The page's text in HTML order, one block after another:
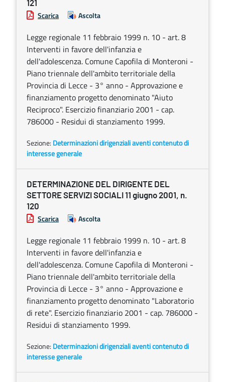
121
Scarica Ascolta
Legge regionale 11 febbraio 1999 n. 10 - art. 8
Interventi in favore dell'infanzia e
dell'adolescenza. Comune Capofila di Monteroni -
Piano triennale dell'ambito territoriale della
Provincia di Lecce - 3° anno - Approvazione e
finanziamento progetto denominato "Aiuto
Reciproco". Esercizio finanziario 2001 - cap.
786000 - Residui di stanziamento 1999.
Sezione: Determinazioni dirigenziali aventi contenuto di
interesse generale
DETERMINAZIONE DEL DIRIGENTE DEL
SETTORE SERVIZI SOCIALI 11 giugno 2001, n.
120
Scarica Ascolta
Legge regionale 11 febbraio 1999 n. 10 - art. 8
Interventi in favore dell'infanzia e
dell'adolescenza. Comune Capofila di Monteroni -
Piano triennale dell'ambito territoriale della
Provincia di Lecce - 3° anno - Approvazione e
finanziamento progetto denominato "Laboratorio
di rete". Esercizio finanziario 2001 - cap. 786000 -
Residui di stanziamento 1999.
Sezione: Determinazioni dirigenziali aventi contenuto di
interesse generale